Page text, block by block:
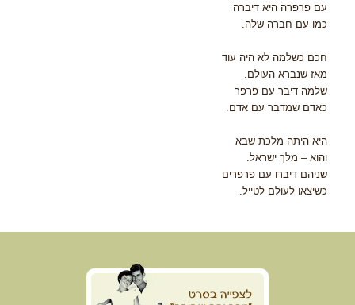
עם פרפרה היא דיברה
כמו עם חברה שלה.
חכם כשלמה לא היה עוד
מאז שנברא העולם.
שלמה דיבר עם פרפר
כאדם שמדבר עם אדם.
היא היתה מלכת שבא
והוא – מלך ישראל.
שניהם דיברו עם פרפרים
כשיצאו לעולם לטייל.